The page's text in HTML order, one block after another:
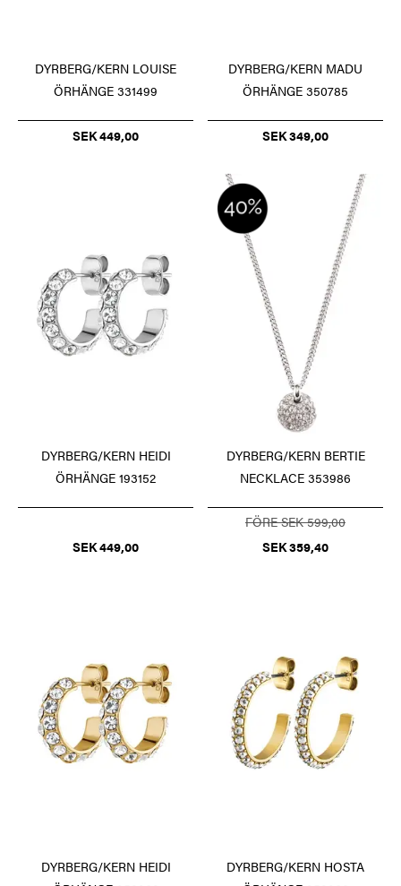
DYRBERG/KERN LOUISE
ÖRHÄNGE 331499
SEK 449,00
DYRBERG/KERN MADU
ÖRHÄNGE 350785
SEK 349,00
DYRBERG/KERN HEIDI
ÖRHÄNGE 193152
SEK 449,00
DYRBERG/KERN BERTIE
NECKLACE 353986
FÖRE SEK 599,00
SEK 359,40
DYRBERG/KERN HEIDI
DYRBERG/KERN HOSTA